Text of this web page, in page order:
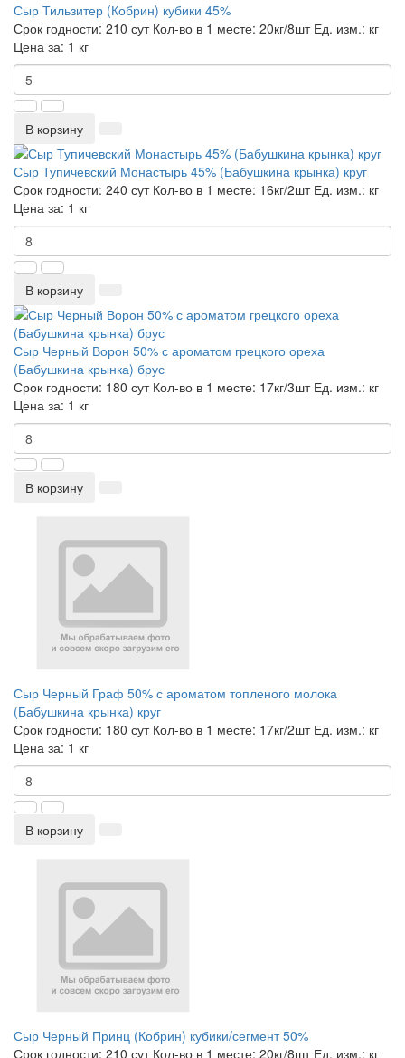
Сыр Тильзитер (Кобрин) кубики 45%
Срок годности: 210 сутКол-во в 1 месте: 20кг/8шт Ед. изм.: кг
Цена за: 1 кг
В корзину
Сыр Тупичевский Монастырь 45% (Бабушкина крынка) круг
Срок годности: 240 сутКол-во в 1 месте: 16кг/2шт Ед. изм.: кг
Цена за: 1 кг
В корзину
Сыр Черный Ворон 50% с ароматом грецкого ореха
(Бабушкина крынка) брус
Срок годности: 180 сутКол-во в 1 месте: 17кг/3шт Ед. изм.: кг
Цена за: 1 кг
В корзину
Сыр Черный Граф 50% с ароматом топленого молока
(Бабушкина крынка) круг
Срок годности: 180 сутКол-во в 1 месте: 17кг/2шт Ед. изм.: кг
Цена за: 1 кг
В корзину
Сыр Черный Принц (Кобрин) кубики/сегмент 50%
Срок годности: 210 сутКол-во в 1 месте: 20кг/8шт Ед. изм.: кг